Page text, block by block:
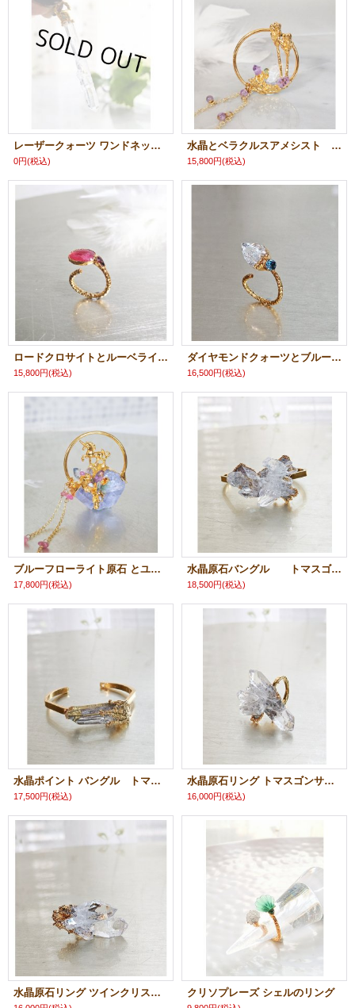
レーザークォーツ ワンドネックレス
0円(税込)
水晶とベラクルスアメシスト ラベンダーのネックレス
15,800円(税込)
ロードクロサイトとルーベライトのリング
15,800円(税込)
ダイヤモンドクォーツとブルートパーズのリング
16,500円(税込)
ブルーフローライト原石 とユニコーンのネックレス
17,800円(税込)
水晶原石バングル トマスゴンサガ産
18,500円(税込)
水晶ポイント バングル トマスゴンサガ産
17,500円(税込)
水晶原石リング トマスゴンサガ産
16,000円(税込)
水晶原石リング ツインクリスタル トマスゴンサガ産 クリソプレーズ シェルのリング